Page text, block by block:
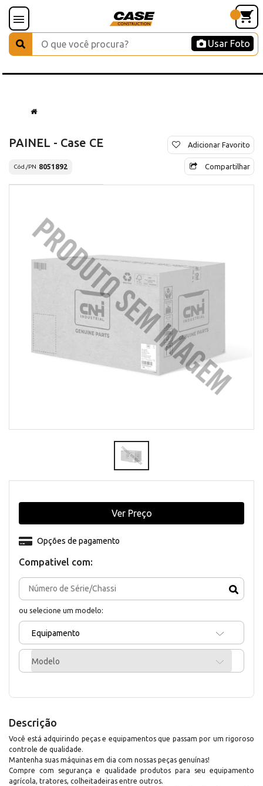
Usar Foto
PAINEL - Case CE
Cód./PN 8051892
Adicionar Favorito
Compartilhar
Compativel com:
ou selecione um modelo:
Equipamento
Modelo
Opções de pagamento
Ver Preço
Descrição
Você está adquirindo peças e equipamentos que passam por um rigoroso
controle de qualidade.
Mantenha suas máquinas em dia com nossas peças genuínas!
Compre com segurança e qualidade produtos para seu equipamento
agrícola, tratores, colheitadeiras entre outros.